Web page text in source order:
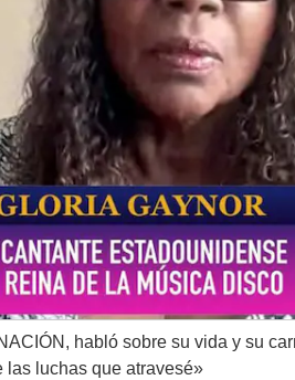
habló sobre su vida y su
las luchas que atravesé»